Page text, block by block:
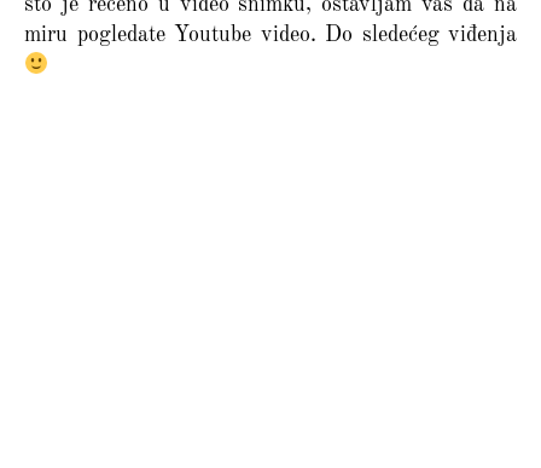
što je rečeno u video snimku, ostavljam vas da na
miru pogledate Youtube video. Do sledećeg viđenja